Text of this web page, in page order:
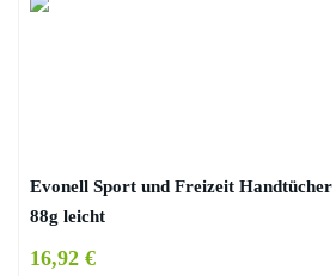
Evonell Sport und Freizeit
88g leicht
16,92 €